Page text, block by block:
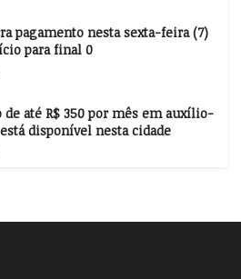
pagamento nesta sexta-feira (7)
para final 0
de até R$ 350 por mês em auxílio-
disponível nesta cidade